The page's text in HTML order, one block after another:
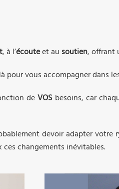
, à l’écouteet au soutien, offrant
pour vous accompagner dans
deVOS besoins, car
devoir adapter
changements inévitables.